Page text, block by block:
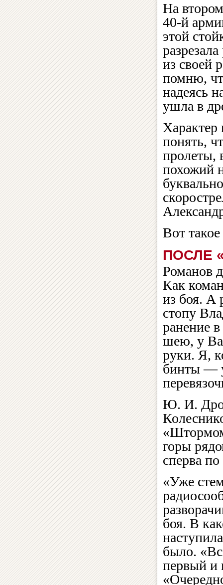
На
40-й
этой
из своей
помню,
надеясь
ушла в
Характер
понять,
пролеты,
похожий
Вот
ПОСЛЕ
Романов
Как
из боя. А
стопу
ранение
шею, у
руки. Я,
бинты —
Ю. И.
горы
сперва
«Уже
боя. В
было.
первый и